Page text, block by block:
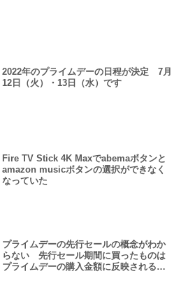
2022年のプライムデーの日程が決定 7月
12日（火）・13日（水）です
Fire TV Stick 4K Maxでabemaボタンと
amazon musicボタンの選択ができなく
なっていた
プライムデーの先行セールの概念がわか
らない 先行セール期間に買ったものは
プライムデーの購入金額に反映されるの